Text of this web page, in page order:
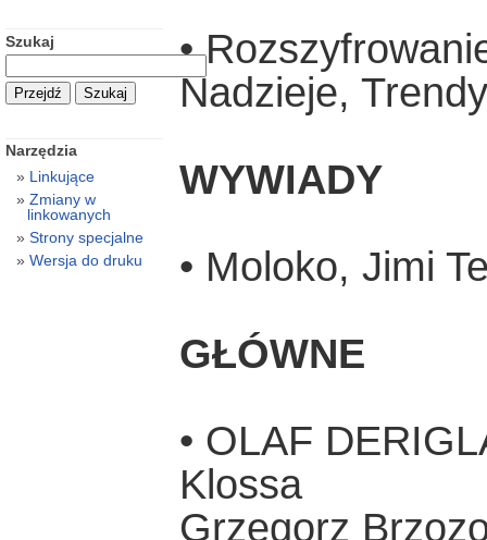
•
Nadzieje, Trendy
WYWIADY
• Moloko, Jimi
GŁÓWNE
• OLAF
Klossa
Grzegorz
Szukaj
Narzędzia
Linkujące
Zmiany w
linkowanych
Strony specjalne
Wersja do druku